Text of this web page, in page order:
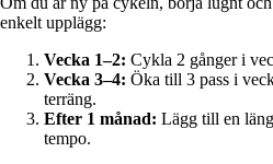
enkelt upplägg:
Vecka 1–2: Cykla 2 gånger i
Vecka 3–4: Öka till 3 pass i
terräng.
Efter 1 månad: Lägg till en
tempo.